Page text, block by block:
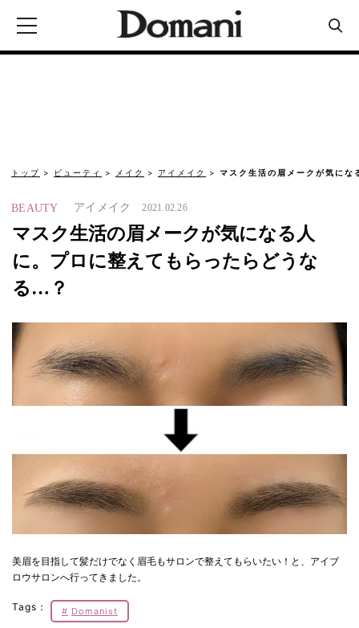
トップ ビューティ メイク アイメイク マスク生活の眉メークが気に
BEAUTY アイメイク 2021.02.26
マスク生活の眉メークが気になる人
に。プロに整えてもらったらどうな
る…？
美眉を目指して髪だけでなく眉毛もサロンで整えてもらいたい！と、アイブ
ロウサロンへ行ってきました。
Tags： Domanist